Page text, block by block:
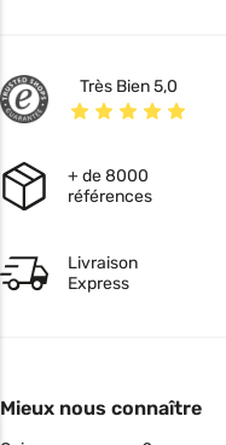
Très Bien 5,0
+ de 8000
références
Livraison
Express
Mieux nous connaître